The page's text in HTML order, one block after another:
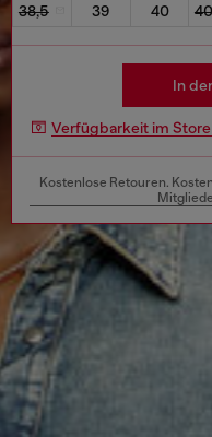
38,5
39 40
In
Verfügbarkeit im
Kostenlose Retouren.